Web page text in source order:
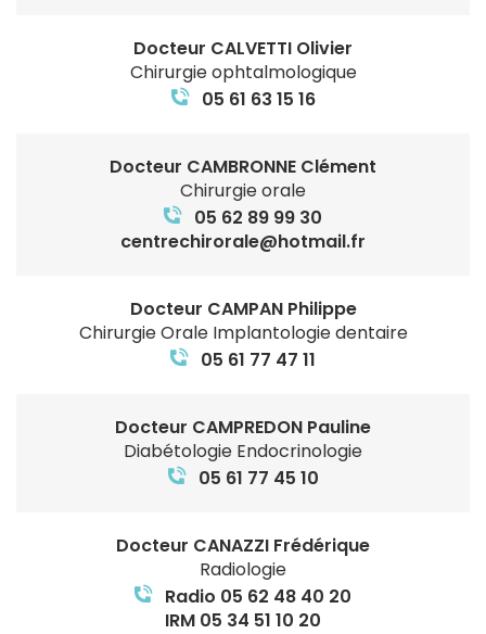
Docteur CALVETTI Olivier
Chirurgie ophtalmologique
05 61 63 15 16
Docteur CAMBRONNE Clément
Chirurgie orale
05 62 89 99 30
centrechirorale@hotmail.fr
Docteur CAMPAN Philippe
Chirurgie Orale Implantologie dentaire
05 61 77 47 11
Docteur CAMPREDON Pauline
Diabétologie Endocrinologie
05 61 77 45 10
Docteur CANAZZI Frédérique
Radiologie
Radio 05 62 48 40 20
IRM 05 34 51 10 20